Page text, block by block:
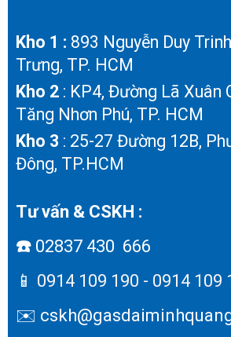
Kho 1 : 893 Nguyễn Duy
Trưng, TP. HCM
Kho 2: KP4, Đường Lã Xuân
Tăng Nhơn Phú, TP. HCM
Kho 3 : 25-27 Đường 12B,
Đông, TP.HCM
Tư vấn & CSKH :
☎️ 02837 430 666
📱 0914 109 190 - 0914 109
✉️